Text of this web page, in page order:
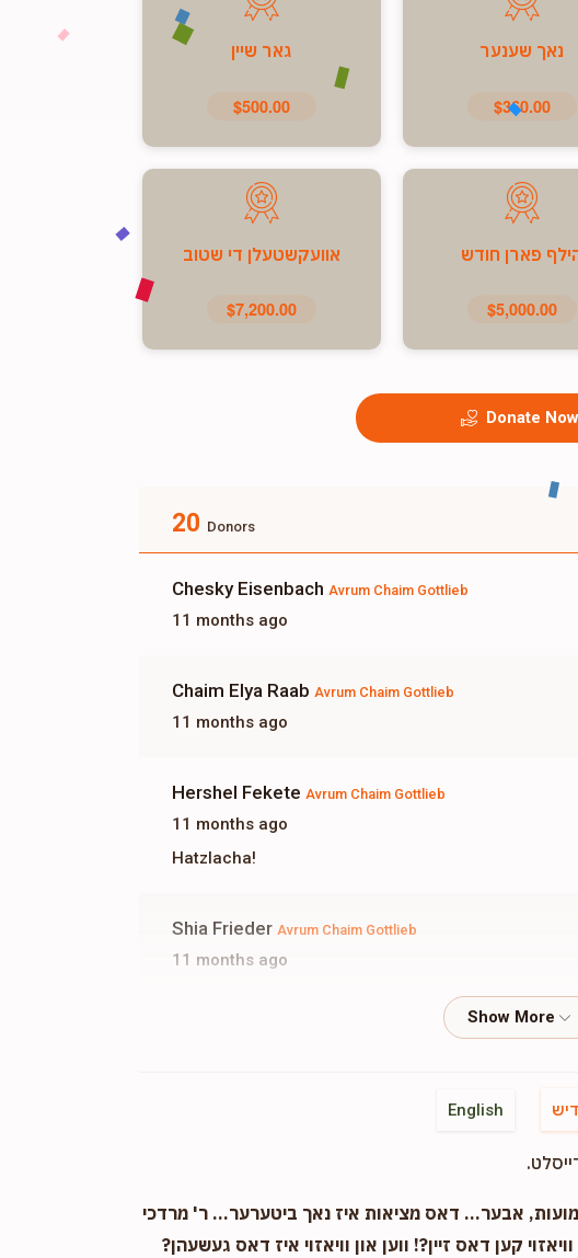
נאך שענער
$360.00
גאר שיין
$500.00
פארן חודש
$5,000.00
אוועקשטעלן די שטוב
$7,200.00
Donate Now
20 Donors
Chesky Eisenbach Avrum Chaim Gottlieb
11 months ago
Chaim Elya Raab Avrum Chaim Gottlieb
11 months ago
Hershel Fekete Avrum Chaim Gottlieb
11 months ago
Hatzlacha!
Shia Frieder Avrum Chaim Gottlieb
11 months ago
Avrum Chaim Gottlieb
English
אבער... דאס מציאות איז נאך ביטערער... ר' מרדכי
קען דאס זיין?! ווען און וויאזוי איז דאס געשעהן?